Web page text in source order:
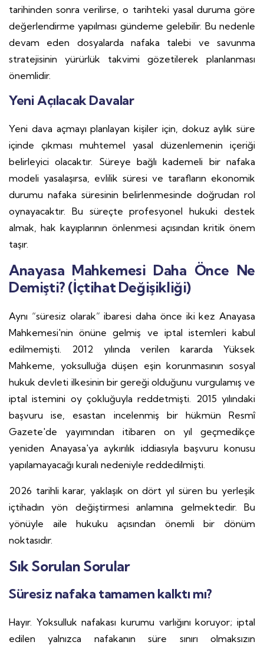
tarihinden sonra verilirse, o tarihteki yasal duruma göre
değerlendirme yapılması gündeme gelebilir. Bu nedenle
devam eden dosyalarda nafaka talebi ve savunma
stratejisinin yürürlük takvimi gözetilerek planlanması
önemlidir.
Yeni Açılacak Davalar
Yeni dava açmayı planlayan kişiler için, dokuz aylık süre
içinde çıkması muhtemel yasal düzenlemenin içeriği
belirleyici olacaktır. Süreye bağlı kademeli bir nafaka
modeli yasalaşırsa, evlilik süresi ve tarafların ekonomik
durumu nafaka süresinin belirlenmesinde doğrudan rol
oynayacaktır. Bu süreçte profesyonel hukuki destek
almak, hak kayıplarının önlenmesi açısından kritik önem
taşır.
Anayasa Mahkemesi Daha Önce Ne
Demişti? (İçtihat Değişikliği)
Aynı “süresiz olarak” ibaresi daha önce iki kez Anayasa
Mahkemesi'nin önüne gelmiş ve iptal istemleri kabul
edilmemişti. 2012 yılında verilen kararda Yüksek
Mahkeme, yoksulluğa düşen eşin korunmasının sosyal
hukuk devleti ilkesinin bir gereği olduğunu vurgulamış ve
iptal istemini oy çokluğuyla reddetmişti. 2015 yılındaki
başvuru ise, esastan incelenmiş bir hükmün Resmî
Gazete'de yayımından itibaren on yıl geçmedikçe
yeniden Anayasa'ya aykırılık iddiasıyla başvuru konusu
yapılamayacağı kuralı nedeniyle reddedilmişti.
2026 tarihli karar, yaklaşık on dört yıl süren bu yerleşik
içtihadın yön değiştirmesi anlamına gelmektedir. Bu
yönüyle aile hukuku açısından önemli bir dönüm
noktasıdır.
Sık Sorulan Sorular
Süresiz nafaka tamamen kalktı mı?
Hayır. Yoksulluk nafakası kurumu varlığını koruyor; iptal
edilen yalnızca nafakanın süre sınırı olmaksızın